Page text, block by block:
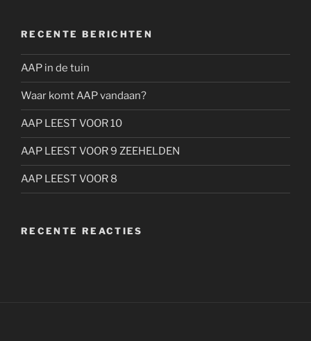
RECENTE BERICHTEN
AAP in de tuin
Waar komt AAP vandaan?
AAP LEEST VOOR 10
AAP LEEST VOOR 9 ZEEHELDEN
AAP LEEST VOOR 8
RECENTE REACTIES